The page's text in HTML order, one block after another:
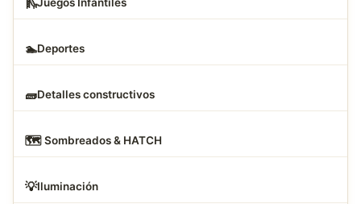
Juegos Infantiles
🏊Deportes
🧱Detalles constructivos
🗺️ Sombreados & HATCH
💡Iluminación